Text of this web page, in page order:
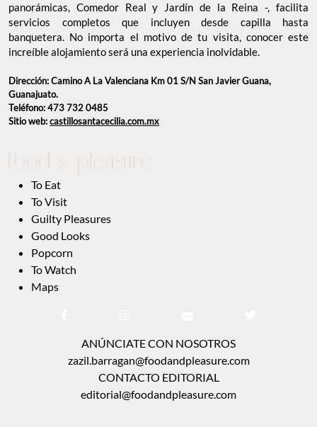
panorámicas, Comedor Real y Jardín de la Reina -, facilita
servicios completos que incluyen desde capilla hasta
banquetera. No importa el motivo de tu visita, conocer este
increíble alojamiento será una experiencia inolvidable.
Dirección: Camino A La Valenciana Km 01 S/N San Javier Guana,
Guanajuato.
Teléfono: 473 732 0485
Sitio web:castillosantacecilia.com.mx
To Eat
To Visit
Guilty Pleasures
Good Looks
Popcorn
To Watch
Maps
ANÚNCIATE CON NOSOTROS
zazil.barragan@foodandpleasure.com
CONTACTO EDITORIAL
editorial@foodandpleasure.com